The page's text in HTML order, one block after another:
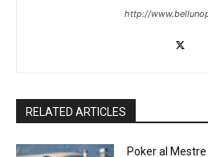
http://
RELATED ARTICLES
Poker al